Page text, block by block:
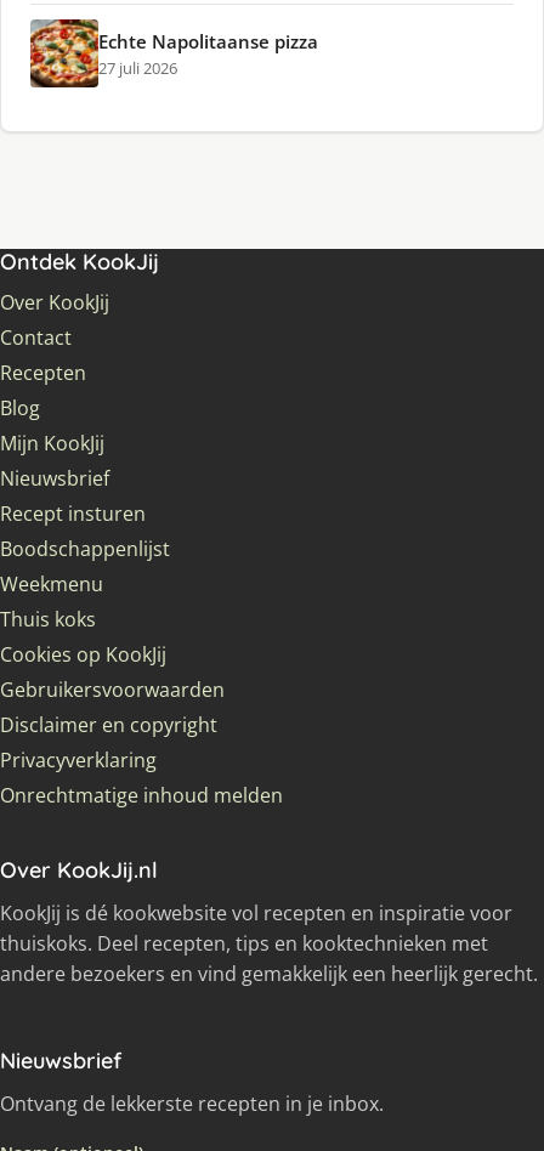
Echte Napolitaanse pizza
27 juli 2026
Ontdek KookJij
Over KookJij
Contact
Recepten
Blog
Mijn KookJij
Nieuwsbrief
Recept insturen
Boodschappenlijst
Weekmenu
Thuis koks
Cookies op KookJij
Gebruikersvoorwaarden
Disclaimer en copyright
Privacyverklaring
Onrechtmatige inhoud melden
Over KookJij.nl
KookJij is dé kookwebsite vol recepten en inspiratie voor
thuiskoks. Deel recepten, tips en kooktechnieken met
andere bezoekers en vind gemakkelijk een heerlijk gerecht.
Nieuwsbrief
Ontvang de lekkerste recepten in je inbox.